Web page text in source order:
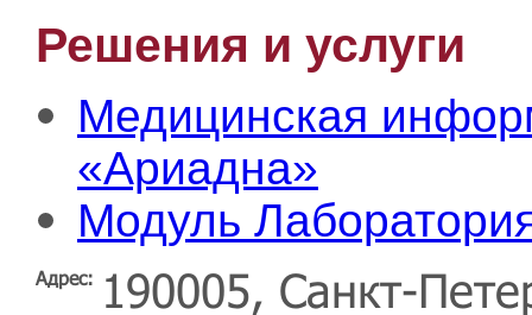
Решения и услуги
Медицинская
«Ариадна»
Модуль
Адрес: 190005, Санкт-